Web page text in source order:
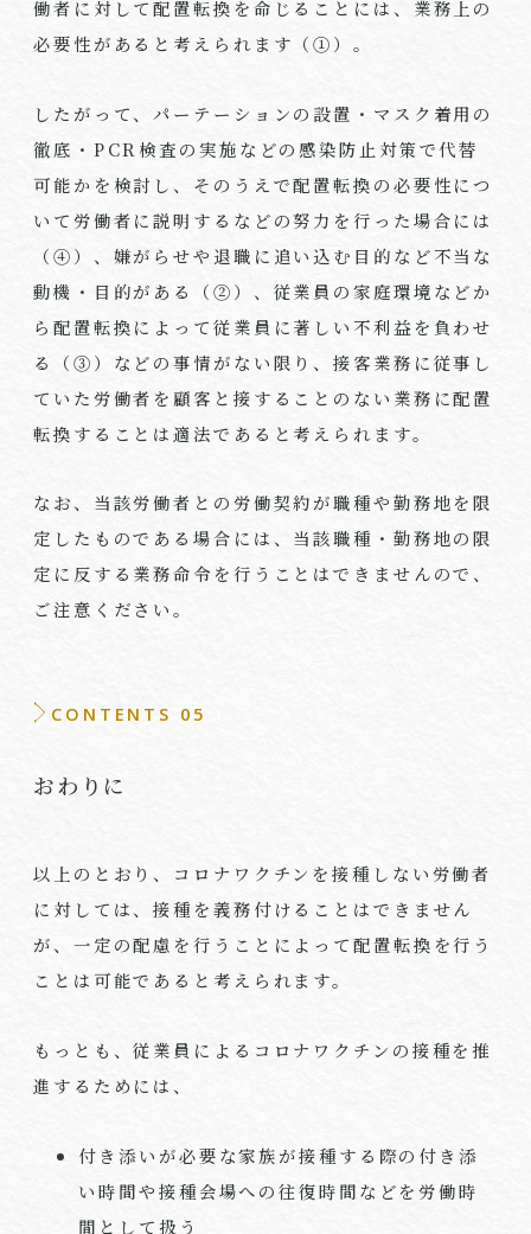
働者に対して配置転換を命じることには、業務上の
必要性があると考えられます（①）。
したがって、パーテーションの設置・マスク着用の
徹底・ PCR検査の実施などの感染防止対策で代替
可能かを検討し、そのうえで配置転換の必要性につ
いて労働者に説明するなどの努力を行った場合には
（④）、嫌がらせや退職に追い込む目的など不当な
動機・目的がある（②）、従業員の家庭環境などか
ら配置転換によって従業員に著しい不利益を負わせ
る（③）などの事情がない限り、接客業務に従事し
ていた労働者を顧客と接することのない業務に配置
転換することは適法であると考えられます。
なお、当該労働者との労働契約が職種や勤務地を限
定したものである場合には、当該職種・勤務地の限
定に反する業務命令を行うことはできませんので、
ご注意ください。
CONTENTS 05
おわりに
以上のとおり、コロナワクチンを接種しない労働者
に対しては、接種を義務付けることはできません
が、一定の配慮を行うことによって配置転換を行う
ことは可能であると考えられます。
もっとも、従業員によるコロナワクチンの接種を推
進するためには、
付き添いが必要な家族が接種する際の付き添
い時間や接種会場への往復時間などを労働時
間として扱う